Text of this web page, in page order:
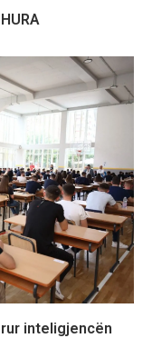
inteligjencën